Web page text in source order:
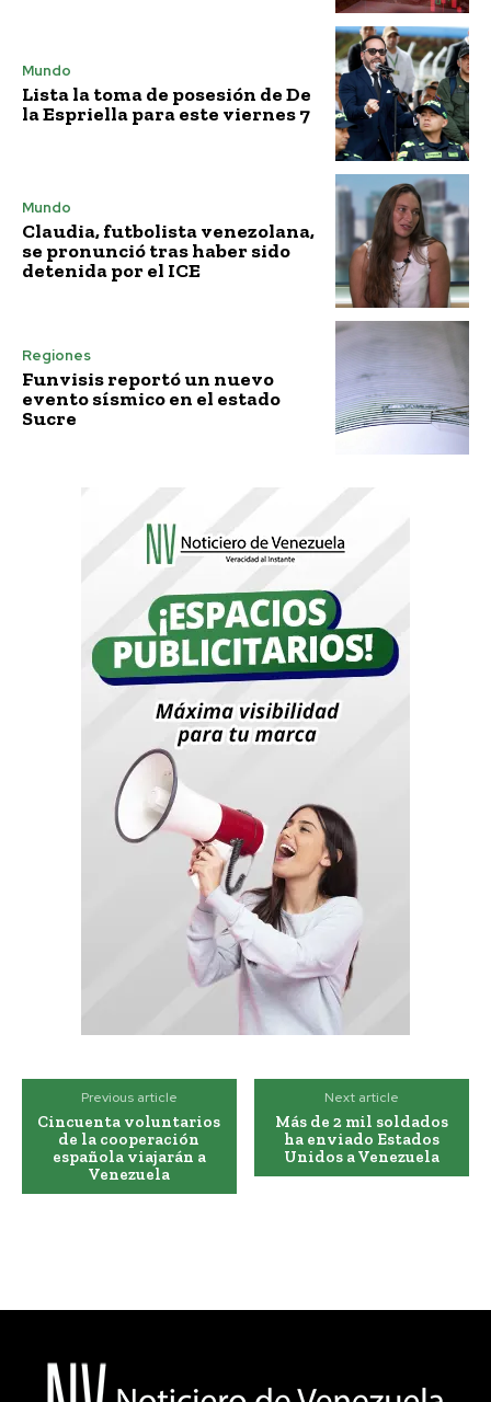
Mundo
Lista la toma de posesión de De
la Espriella para este viernes 7
Mundo
Claudia, futbolista venezolana,
se pronunció tras haber sido
detenida por el ICE
Regiones
Funvisis reportó un nuevo
evento sísmico en el estado
Sucre
Previous article
Cincuenta voluntarios
de la cooperación
española viajarán a
Venezuela
Next article
Más de 2 mil soldados
ha enviado Estados
Unidos a Venezuela